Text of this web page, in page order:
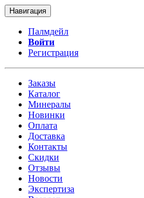
Навигация
Палмдейл
Войти
Регистрация
Заказы
Каталог
Минералы
Новинки
Оплата
Доставка
Контакты
Скидки
Отзывы
Новости
Экспертиза